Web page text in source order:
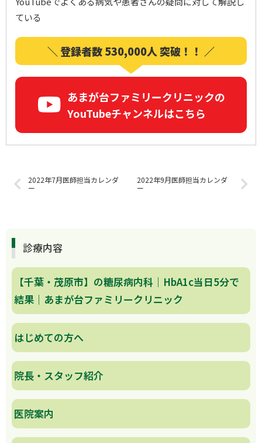
ている
＼ 登録者数 530,000人 突破！！ ／
あまが台ファミリークリニックの
YouTubeチャンネルはこちら
2022年7月医師担当カレンダ
ー
2022年9月医師担当カレンダ
ー
診療内容
【千葉・茂原市】の糖尿病内科｜HbA1c当日5分で
結果｜あまが台ファミリークリニック
はじめての方へ
院長・スタッフ紹介
医院案内